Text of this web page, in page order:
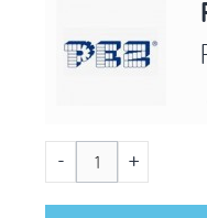
- +